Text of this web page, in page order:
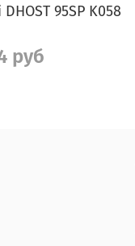
95SP K058
руб